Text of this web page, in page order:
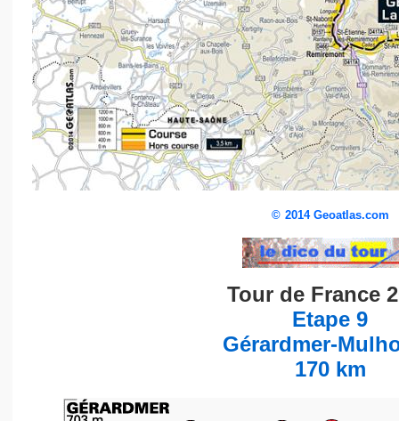
© 2014 Geoatlas.com
Tour de France
Etape 9
Gérardmer-
170 km